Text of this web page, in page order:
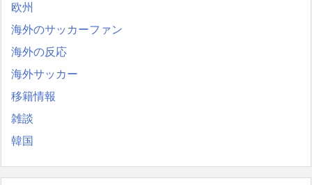
欧州
海外のサッカーファン
海外の反応
海外サッカー
移籍情報
雑談
韓国